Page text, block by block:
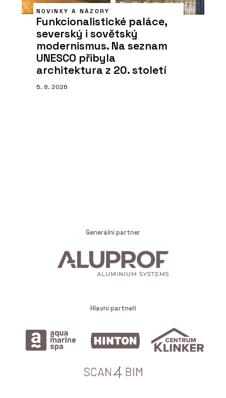
NOVINKY A NÁZORY
Funkcionalistické paláce,
severský i sovětský
modernismus. Na seznam
UNESCO přibyla
architektura z 20. století
5. 8. 2026
Generální partner
Hlavní partneři